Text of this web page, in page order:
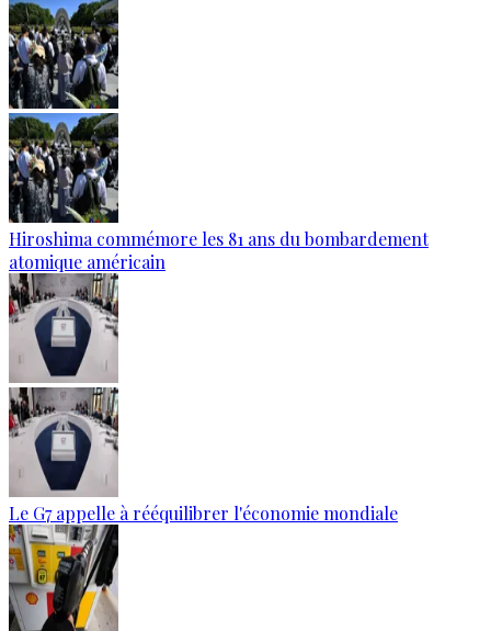
Hiroshima commémore les 81 ans du bombardement
atomique américain
Le G7 appelle à rééquilibrer l'économie mondiale